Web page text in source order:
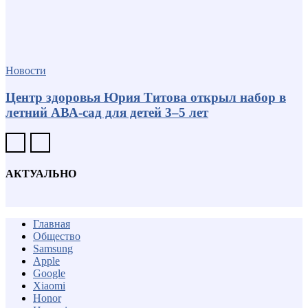
Новости
Центр здоровья Юрия Титова открыл набор в
летний АВА-сад для детей 3–5 лет
АКТУАЛЬНО
Главная
Общество
Samsung
Apple
Google
Xiaomi
Honor